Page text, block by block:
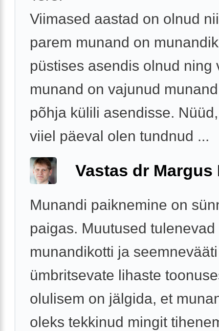
Viimased aastad on olnud
parem munand on
püstises asendis olnud ning
munand on vajunud
põhja külili asendisse.
viiel päeval olen tundnud ...
Vastas dr Margus
Munandi paiknemine on
paigas. Muutused
munandikotti ja seemnevääti
ümbritsevate lihaste
olulisem on jälgida, et
oleks tekkinud mingit